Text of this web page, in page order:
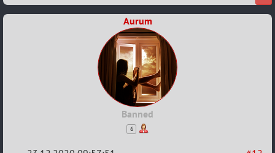
Aurum
Banned
6